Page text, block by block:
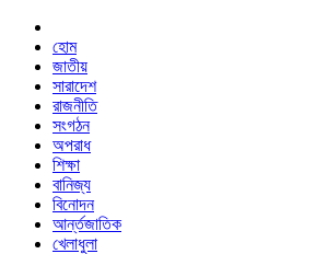
হোম
জাতীয়
সারাদেশ
রাজনীতি
সংগঠন
অপরাধ
শিক্ষা
বানিজ্য
বিনোদন
আর্ন্তজাতিক
খেলাধুলা